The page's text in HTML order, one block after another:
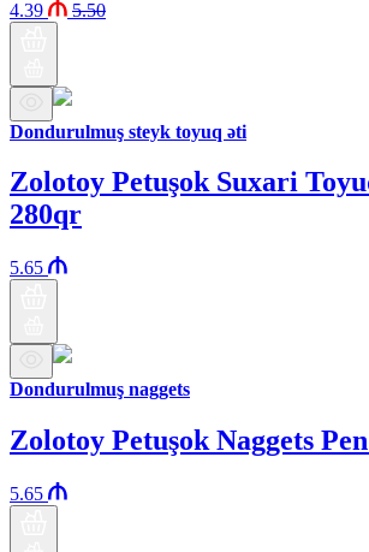
4.39 5.50
Dondurulmuş steyk toyuq əti
Zolotoy Petuşok Suxari
280qr
5.65
Dondurulmuş naggets
Zolotoy Petuşok Naggets
5.65